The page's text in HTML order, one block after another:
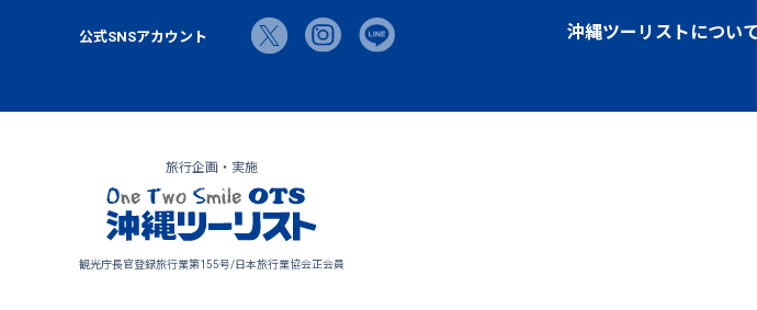
公式SNSアカウント 沖縄ツーリストについ
旅行企画・実施
観光庁長官登録旅行業第155号/日本旅行業協会正会員